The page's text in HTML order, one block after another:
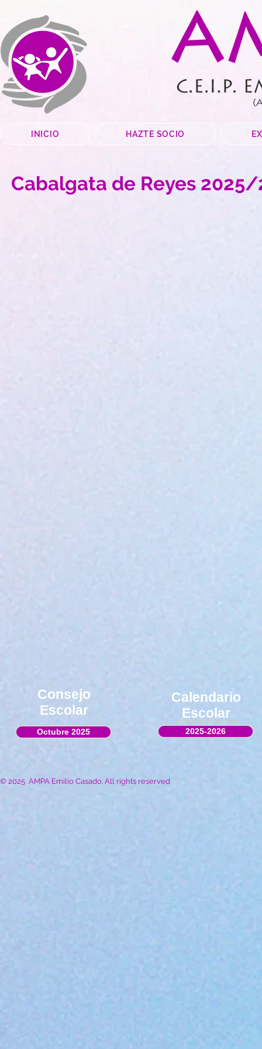
INICIO HAZTE SOCIO
Cabalgata de Reyes
Consejo
Escolar
Octubre 2025
Calendario
Escolar
2025-2026
© 2025 AMPA Emilio Casado. All rights reserved